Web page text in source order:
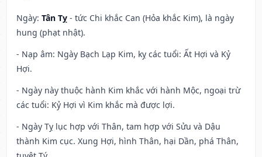
Ngày: Tân Tỵ - tức Chi khắc Can (Hỏa khắc Kim), là ngày
hung (phạt nhật).
- Nạp âm: Ngày Bạch Lạp Kim, kỵ các tuổi: Ất Hợi và Kỷ
Hợi.
- Ngày này thuộc hành Kim khắc với hành Mộc, ngoại trừ
các tuổi: Kỷ Hợi vì Kim khắc mà được lợi.
- Ngày Tỵ lục hợp với Thân, tam hợp với Sửu và Dậu
thành Kim cục. Xung Hợi, hình Thân, hại Dần, phá Thân,